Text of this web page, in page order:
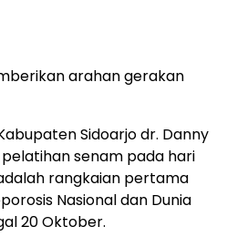
arahan gerakan
Sidoarjo dr. Danny
senam pada hari
rangkaian pertama
Nasional dan Dunia
20 Oktober.